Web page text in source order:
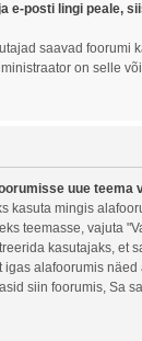
e-posti lingi peale,
saavad foorumi
on selle
uue teema
kasuta mingis
teemasse, vajuta
kasutajaks, et
igas alafoorumis
siin foorumis, Sa